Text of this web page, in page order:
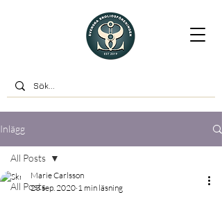
Inlägg
All Posts
All Posts
Marie Carlsson
23 sep. 2020 1 min läsning